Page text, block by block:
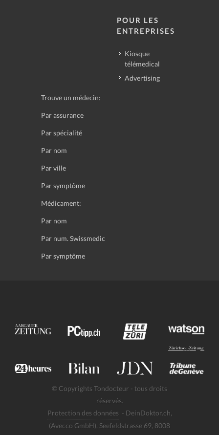
POUR LES
ENTREPRISES
Kiosque
télémedical
Advertising
Trouve un médecin:
Par assurance
Par spécialité
Par nom
Par ville
Par symptôme
Médicament:
Par nom
Par num. Swissmedic
Par symptôme
© Copyrights Tondocteur - tous droits
réservés.
Protection des données - DeinDoktor.ch,
(Avecco GmbH), Seefeldstrasse 69, 8008